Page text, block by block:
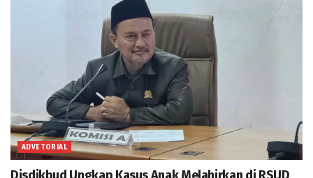
ADVETORIAL